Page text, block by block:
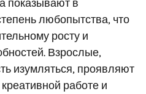
показывают в
любопытства, что
росту и
Взрослые,
изумляться, проявляют
работе и